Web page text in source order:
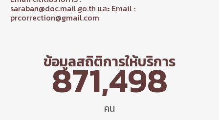
saraban@doc.mail.go.th และ Email :
prcorrection@gmail.com
ข้อมูลสถิติการให้บริการ
คน
871,498